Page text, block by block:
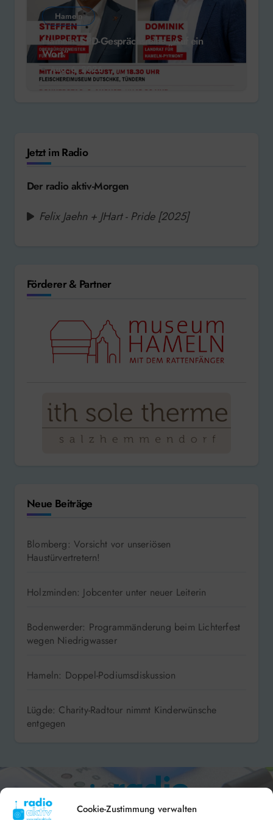
Cookie-Zustimmung verwalten
Hameln
Hameln: SPD-Gesprächsreihe „Auf ein
Wort“
Aug. 6, 2026
Jetzt im Radio
Der radio aktiv-Morgen
Felix Jaehn + JHart - Pride [2025]
Förderer & Partner
Neue Beiträge
Blomberg: Vorsicht vor unseriösen
Haustürvertretern!
Holzminden: Jobcenter unter neuer Leiterin
Bodenwerder: Programmänderung beim Lichterfest
wegen Niedrigwasser
Hameln: Doppel-Podiumsdiskussion
Lügde: Charity-Radtour nimmt Kinderwünsche
entgegen